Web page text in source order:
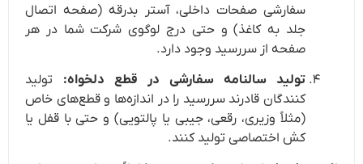
سفارشی صفحات داخلی، آستر بدرقه (صفحه اتصال
جلد به کاغذ) و حتی درج لوگوی شرکت شما در هر
صفحه از سررسید وجود دارد.
تولید سالنامه سفارشی در قطع دلخواه: تولید
کنندگان قادرند سررسید را در اندازه‌ها و قطع‌های خاص
(مثلاً وزیری، رقعی، جیبی یا پالتویی) و حتی با قفل یا
کش اختصاصی تولید کنند.